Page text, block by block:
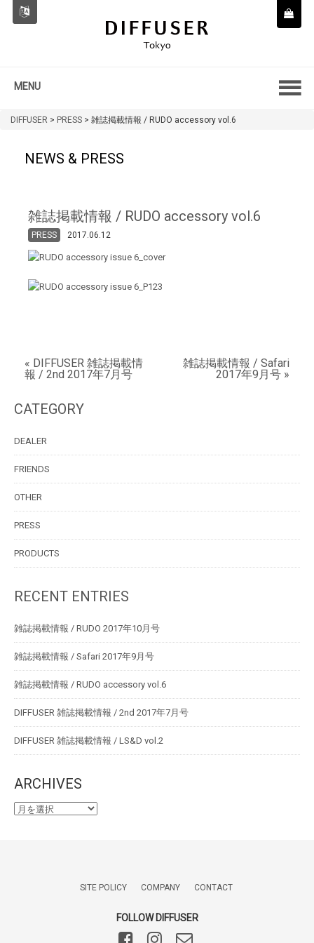
MENU
DIFFUSER > PRESS > 雑誌掲載情報 / RUDO accessory vol.6
NEWS & PRESS
雑誌掲載情報 / RUDO accessory vol.6
PRESS 2017.06.12
« DIFFUSER 雑誌掲載情
報 / 2nd 2017年7月号
雑誌掲載情報 / Safari
2017年9月号 »
CATEGORY
DEALER
FRIENDS
OTHER
PRESS
PRODUCTS
RECENT ENTRIES
雑誌掲載情報 / RUDO 2017年10月号
雑誌掲載情報 / Safari 2017年9月号
雑誌掲載情報 / RUDO accessory vol.6
DIFFUSER 雑誌掲載情報 / 2nd 2017年7月号
DIFFUSER 雑誌掲載情報 / LS&D vol.2
ARCHIVES
SITE POLICY COMPANY CONTACT
FOLLOW DIFFUSER